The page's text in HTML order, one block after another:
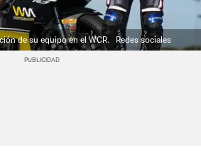
de su equipo en el WCR. Redes sociales